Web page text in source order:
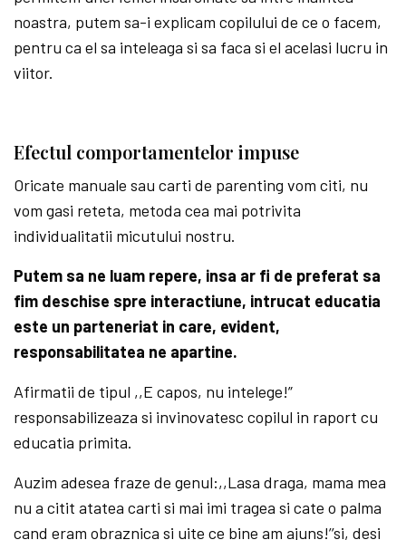
noastra, putem sa-i explicam copilului de ce o facem,
pentru ca el sa inteleaga si sa faca si el acelasi lucru in
viitor.
Efectul comportamentelor impuse
Oricate manuale sau carti de parenting vom citi, nu
vom gasi reteta, metoda cea mai potrivita
individualitatii micutului nostru.
Putem sa ne luam repere, insa ar fi de preferat sa
fim deschise spre interactiune, intrucat educatia
este un parteneriat in care, evident,
responsabilitatea ne apartine.
Afirmatii de tipul ,,E capos, nu intelege!”
responsabilizeaza si invinovatesc copilul in raport cu
educatia primita.
Auzim adesea fraze de genul:,,Lasa draga, mama mea
nu a citit atatea carti si mai imi tragea si cate o palma
cand eram obraznica si uite ce bine am ajuns!’’si, desi